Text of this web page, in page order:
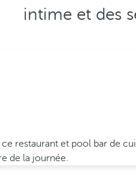
intime et des
restaurant et pool bar de
de la journée.